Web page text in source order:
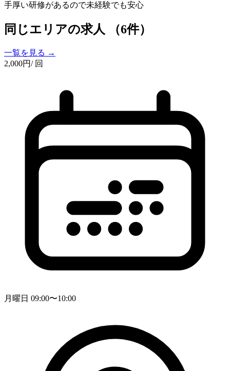
手厚い研修があるので未経験でも安心
同じエリアの求人 （6件）
一覧を見る →
2,000円/ 回
月曜日 09:00〜10:00